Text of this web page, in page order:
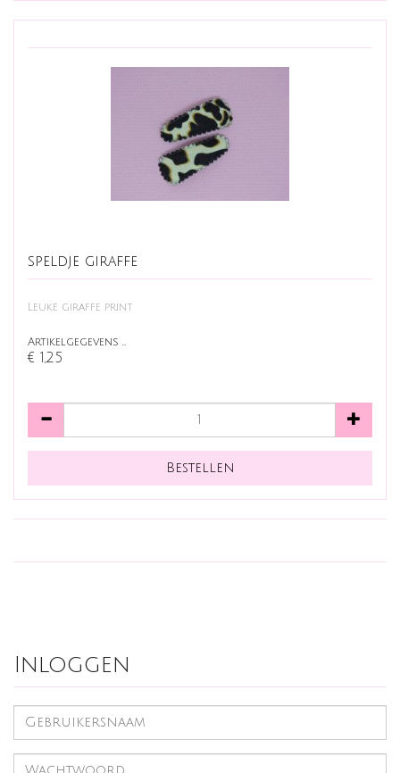
speldje giraffe
Leuke giraffe print
Artikelgegevens …
€ 1,25
Inloggen